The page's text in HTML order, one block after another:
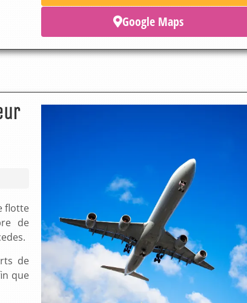
Google Maps
flotte
de
de
que